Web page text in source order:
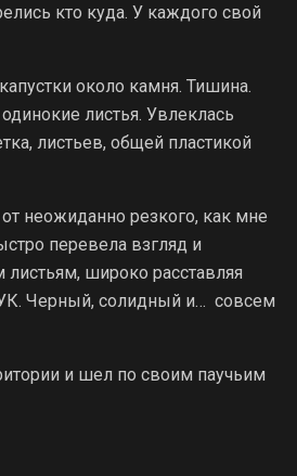
кто куда. У каждого свой
около камня. Тишина.
листья. Увлеклась
листьев, общей пластикой
неожиданно резкого, как мне
перевела взгляд и
листьям, широко расставляя
Черный, солидный и… совсем
и шел по своим паучьим